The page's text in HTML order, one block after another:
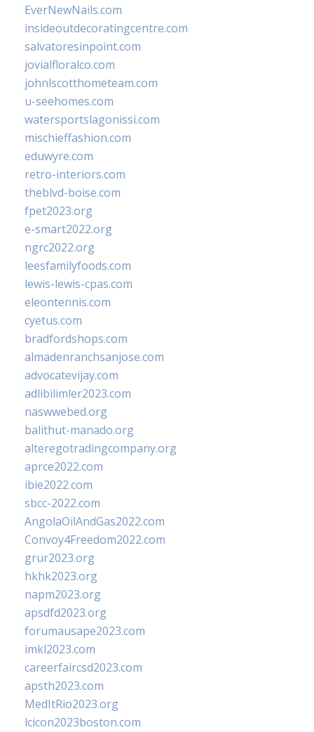
EverNewNails.com
insideoutdecoratingcentre.com
salvatoresinpoint.com
jovialfloralco.com
johnlscotthometeam.com
u-seehomes.com
watersportslagonissi.com
mischieffashion.com
eduwyre.com
retro-interiors.com
theblvd-boise.com
fpet2023.org
e-smart2022.org
ngrc2022.org
leesfamilyfoods.com
lewis-lewis-cpas.com
eleontennis.com
cyetus.com
bradfordshops.com
almadenranchsanjose.com
advocatevijay.com
adlibilimler2023.com
naswwebed.org
balithut-manado.org
alteregotradingcompany.org
aprce2022.com
ibie2022.com
sbcc-2022.com
AngolaOilAndGas2022.com
Convoy4Freedom2022.com
grur2023.org
hkhk2023.org
napm2023.org
apsdfd2023.org
forumausape2023.com
imkl2023.com
careerfaircsd2023.com
apsth2023.com
MedItRio2023.org
lcicon2023boston.com